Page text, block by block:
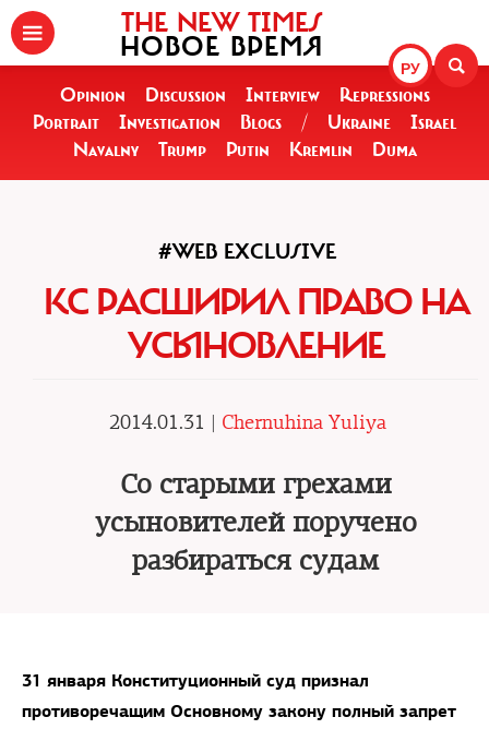
РУ
THE NEW TIMES
НОВОЕ ВРЕМЯ
Opinion Discussion Interview
Repressions
Portrait
Investigation Blogs / Ukraine
Israel
Navalny
Trump Putin Kremlin Duma
#WEB EXCLUSIVE
КС РАСШИРИЛ ПРАВО НА
УСЫНОВЛЕНИЕ
2014.01.31 | Chernuhina Yuliya
Со старыми грехами
усыновителей поручено
разбираться судам
31 января Конституционный суд признал
противоречащим Основному закону полный запрет